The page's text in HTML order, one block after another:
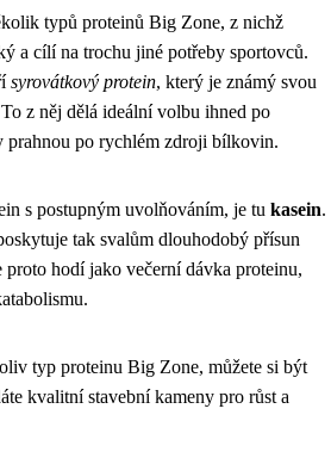
typů proteinů Big Zone, z nichž
a cílí na trochu jiné potřeby sportovců.
syrovátkový protein, který je známý svou
z něj dělá ideální volbu ihned po
prahnou po rychlém zdroji bílkovin.
s postupným uvolňováním, je tu kasein.
tak svalům dlouhodobý přísun
proto hodí jako večerní dávka proteinu,
typ proteinu Big Zone, můžete si být
kvalitní stavební kameny pro růst a